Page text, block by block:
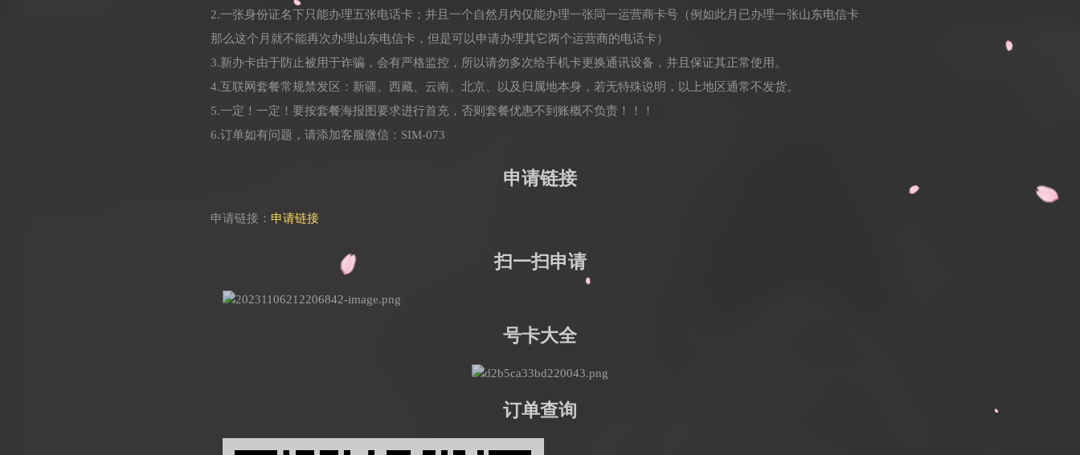
2.一张身份证名下只能办理五张电话卡；并且一个自然月内仅能办理一张同一运营商卡号（例如此月已办理一张山东电信卡
那么这个月就不能再次办理山东电信卡，但是可以申请办理其它两个运营商的电话卡）
3.新办卡由于防止被用于诈骗，会有严格监控，所以请勿多次给手机卡更换通讯设备，并且保证其正常使用。
4.互联网套餐常规禁发区：新疆、西藏、云南、北京、以及归属地本身，若无特殊说明，以上地区通常不发货。
5.一定！一定！要按套餐海报图要求进行首充，否则套餐优惠不到账概不负责！！！
6.订单如有问题，请添加客服微信：SIM-073
申请链接
申请链接： 申请链接
扫一扫申请
号卡大全
订单查询